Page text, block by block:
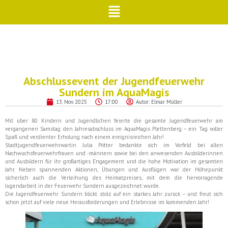
Abschlussevent der Jugendfeuerwehr
Sundern im AquaMagis
13. Nov. 2025 17:00 Autor:Elmar Müller
Mit über 80 Kindern und Jugendlichen feierte die gesamte Jugendfeuerwehr am
vergangenen Samstag den Jahresabschluss im AquaMagis Plettenberg – ein Tag voller
Spaß und verdienter Erholung nach einem ereignisreichen Jahr!
Stadtjugendfeuerwehrwartin Julia Pötter bedankte sich im Vorfeld bei allen
Nachwuchsfeuerwehrfrauen und -männern sowie bei den anwesenden Ausbilderinnen
und Ausbildern für ihr großartiges Engagement und die hohe Motivation im gesamten
Jahr. Neben spannenden Aktionen, Übungen und Ausflügen war der Höhepunkt
sicherlich auch die Verleihung des Heimatpreises, mit dem die hervorragende
Jugendarbeit in der Feuerwehr Sundern ausgezeichnet wurde.
Die Jugendfeuerwehr Sundern blickt stolz auf ein starkes Jahr zurück – und freut sich
schon jetzt auf viele neue Herausforderungen und Erlebnisse im kommenden Jahr!